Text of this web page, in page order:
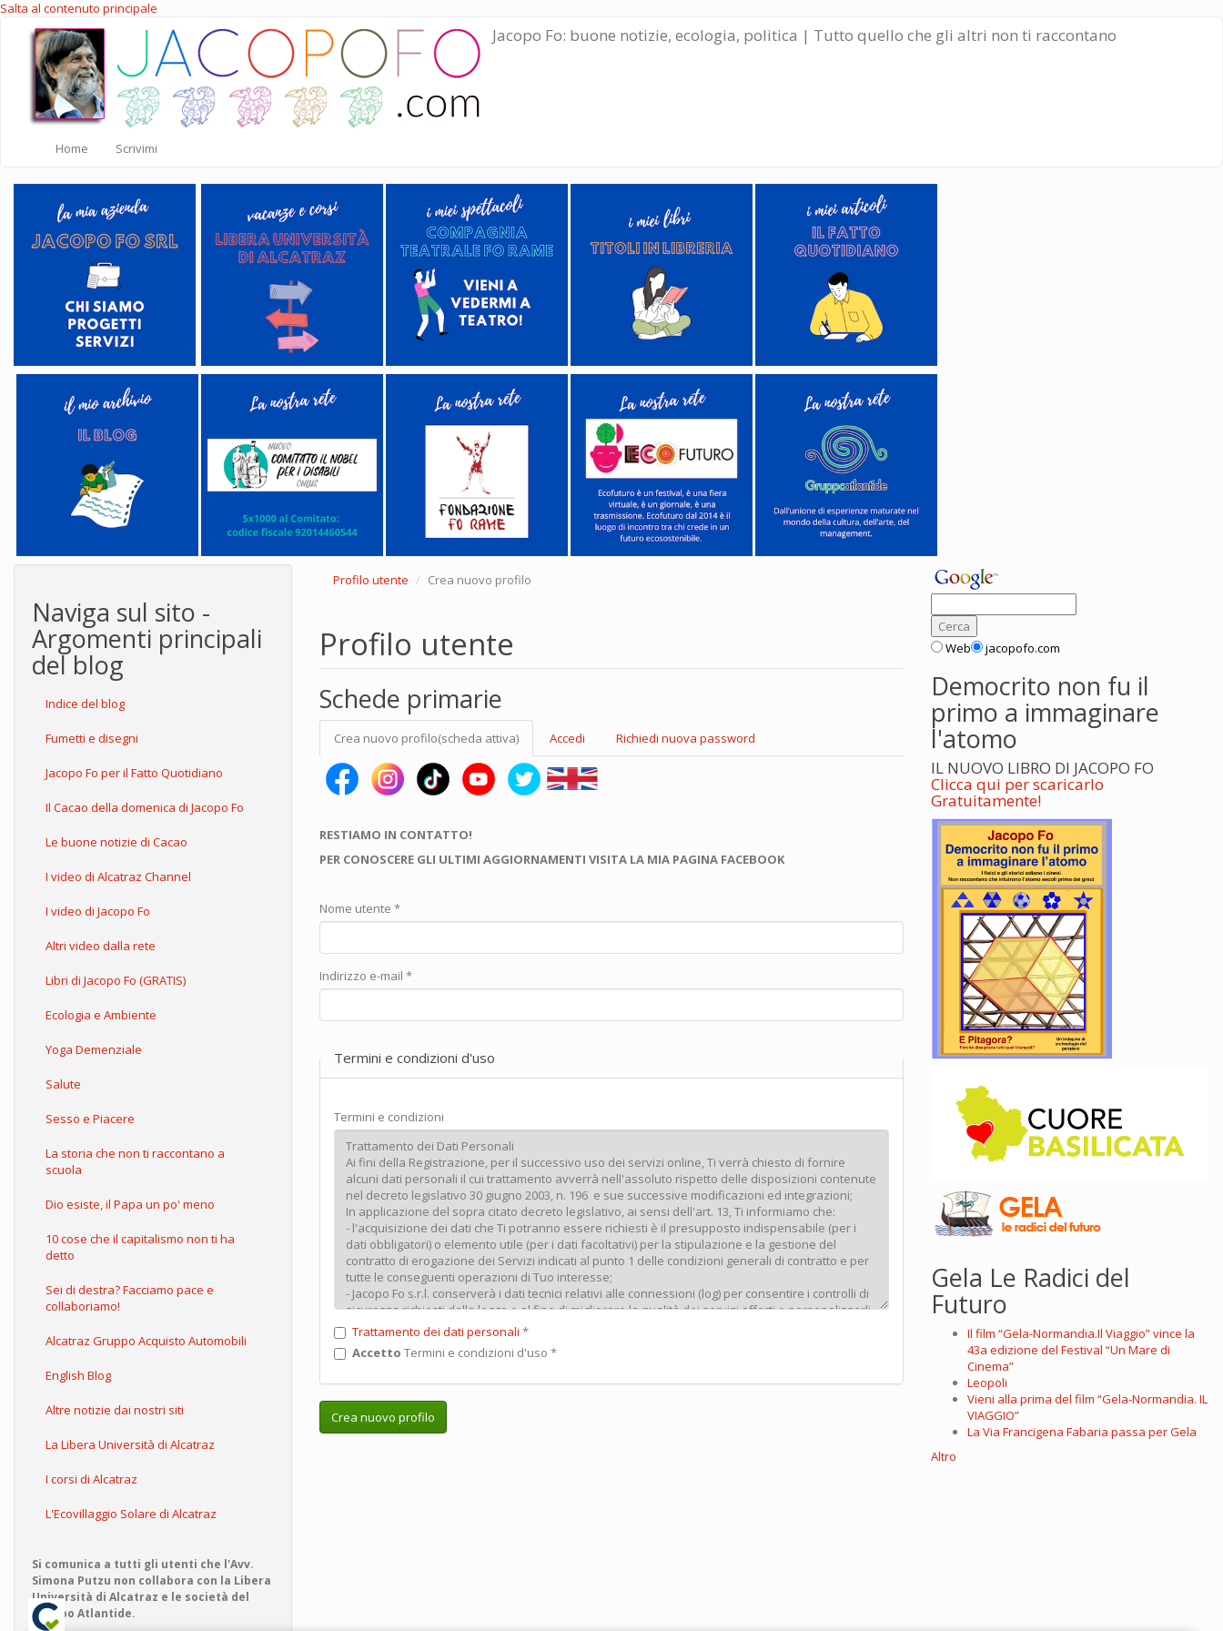
Salta al contenuto principale
Jacopo Fo: buone notizie, ecologia, politica | Tutto quello che gli altri non ti raccontano
Home Scrivimi
Naviga sul sito -
Argomenti principali
del blog
Indice del blog
Fumetti e disegni
Jacopo Fo per il Fatto Quotidiano
Il Cacao della domenica di Jacopo Fo
Le buone notizie di Cacao
I video di Alcatraz Channel
I video di Jacopo Fo
Altri video dalla rete
Libri di Jacopo Fo (GRATIS)
Ecologia e Ambiente
Yoga Demenziale
Salute
Sesso e Piacere
La storia che non ti raccontano a
scuola
Dio esiste, il Papa un po' meno
10 cose che il capitalismo non ti ha
detto
Sei di destra? Facciamo pace e
collaboriamo!
Alcatraz Gruppo Acquisto Automobili
English Blog
Altre notizie dai nostri siti
La Libera Università di Alcatraz
I corsi di Alcatraz
L'Ecovillaggio Solare di Alcatraz
Si comunica a tutti gli utenti che l'Avv.
Simona Putzu non collabora con la Libera
Università di Alcatraz e le società del
Gruppo Atlantide.
Profilo utente Crea nuovo profilo
Profilo utente
Schede primarie
Crea nuovo profilo(scheda attiva) Accedi Richiedi nuova password
RESTIAMO IN CONTATTO!
PER CONOSCERE GLI ULTIMI AGGIORNAMENTI VISITA LA MIA PAGINA FACEBOOK
Nome utente *
Indirizzo e-mail *
Termini e condizioni d'uso
Termini e condizioni
Trattamento dei dati personali *
Accetto Termini e condizioni d'uso *
Crea nuovo profilo
Web jacopofo.com
Democrito non fu il
primo a immaginare
l'atomo
IL NUOVO LIBRO DI JACOPO FO
Clicca qui per scaricarlo
Gratuitamente!
Gela Le Radici del
Futuro
Il film “Gela-Normandia.Il Viaggio” vince la
43a edizione del Festival “Un Mare di
Cinema”
Leopoli
Vieni alla prima del film “Gela-Normandia. IL
VIAGGIO”
La Via Francigena Fabaria passa per Gela
Altro